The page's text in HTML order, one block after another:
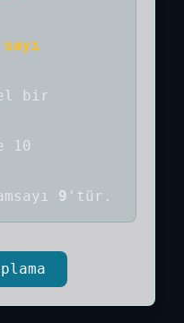
bir
10
9 'tür.